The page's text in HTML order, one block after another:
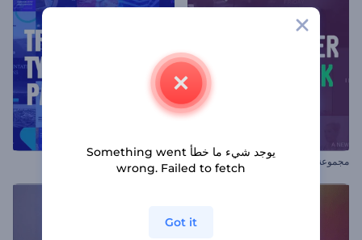
مجموعة ترويج حدث مجموعة الطباعة العصرية
يوجد شيء ما خطأ Something went
wrong. Failed to fetch
Got it